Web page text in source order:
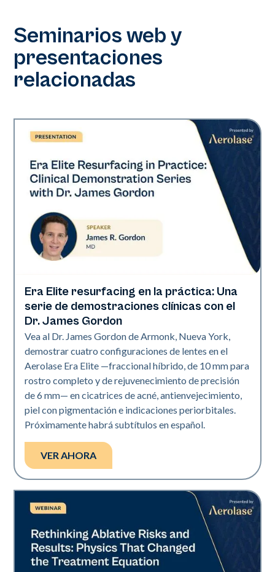
Seminarios web y
presentaciones
relacionadas
Era Elite
Era Elite resurfacing en la práctica: Una
serie de demostraciones clínicas con el
Dr. James Gordon
Vea al Dr. James Gordon de Armonk, Nueva York,
demostrar cuatro configuraciones de lentes en el
Aerolase Era Elite —fraccional híbrido, de 10 mm para
rostro completo y de rejuvenecimiento de precisión
de 6 mm— en cicatrices de acné, antienvejecimiento,
piel con pigmentación e indicaciones periorbitales.
Próximamente habrá subtítulos en español.
VER AHORA